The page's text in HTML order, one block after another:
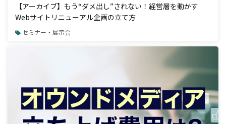
【アーカイブ】もう“ダメ出し”されない！経営層を動かす
Webサイトリニューアル企画の立て方
セミナー・展示会